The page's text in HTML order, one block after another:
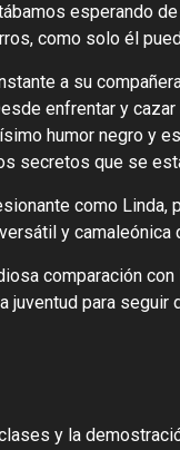
esperando
como solo él
a su
enfrentar y
humor negro y
secretos que se
como
y
comparación
juventud para
y la